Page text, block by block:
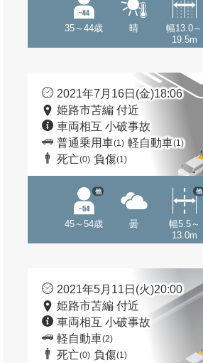
35～44歳 晴
幅13.0～
19.5m
2021年7月16日(金)18:06
姫路市苫編 付近
車両相互 小破事故
普通乗用車(1) 軽自動車(1)
死亡(0) 負傷(1)
45～54歳
他
曇
幅5.5～
13.0m
他
2021年5月11日(火)20:00
姫路市苫編 付近
車両相互 小破事故
軽自動車(2)
死亡(0) 負傷(1)